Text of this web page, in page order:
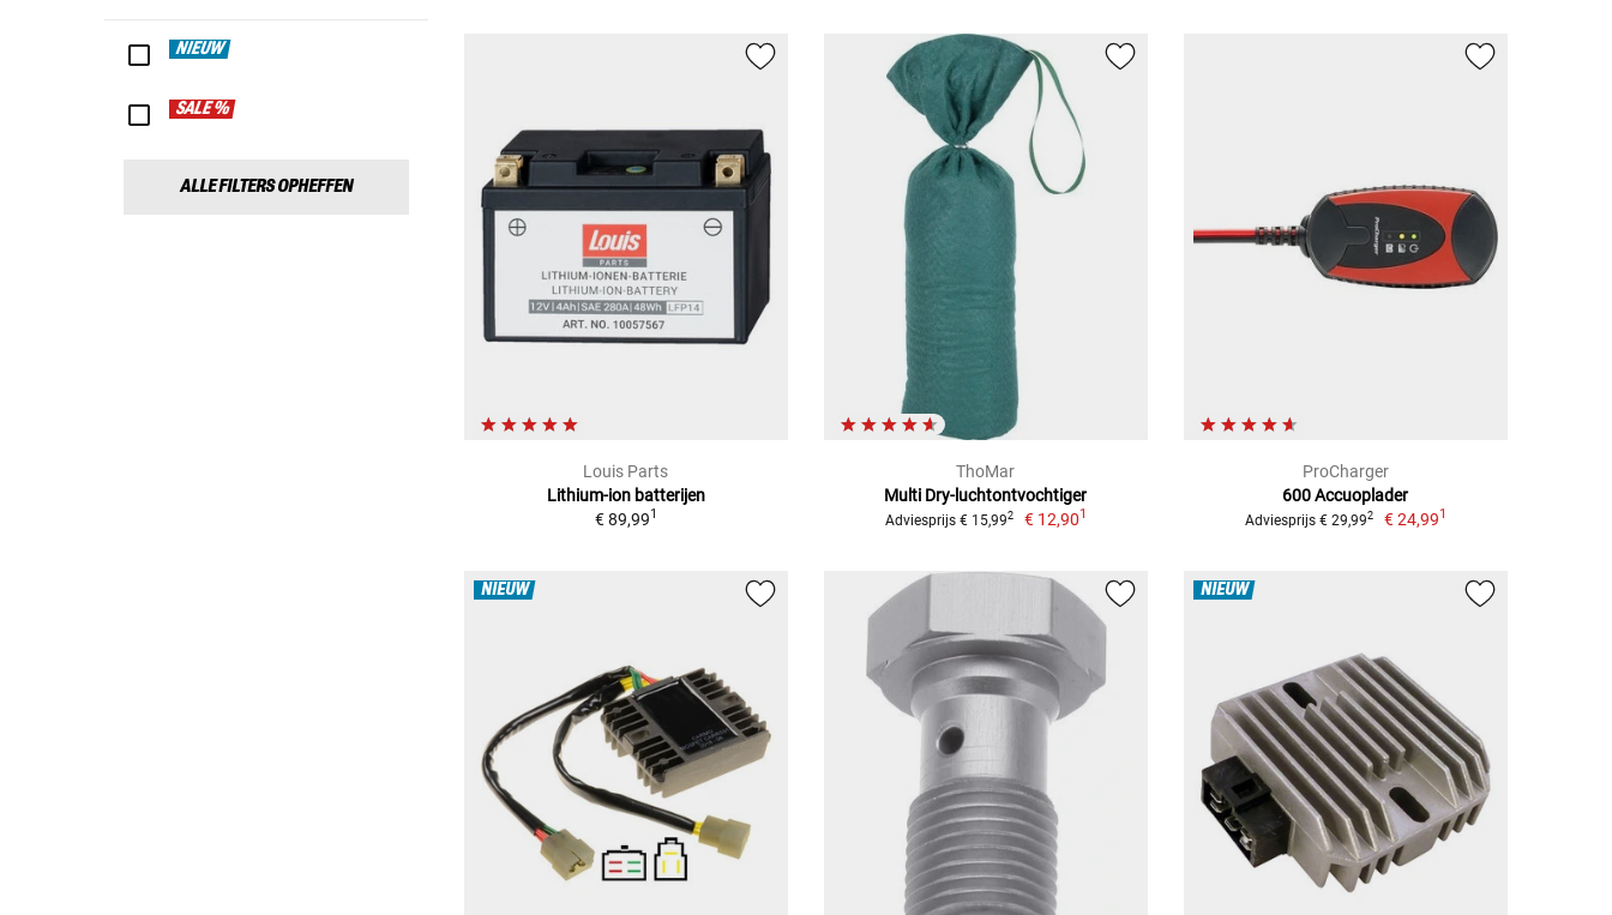
NIEUW
SALE %
ALLE FILTERS OPHEFFEN
Louis Parts
Lithium-ion batterijen
€ 89,991
ThoMar
Multi Dry-luchtontvochtiger
Adviesprijs € 15,992 € 12,901
ProCharger
600 Accuoplader
Adviesprijs € 29,992 € 24,991
NIEUW NIEUW